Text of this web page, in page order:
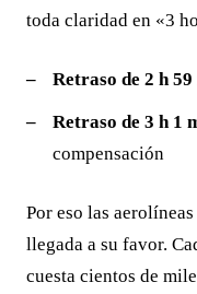
toda claridad en «3
Retraso de 2 h
Retraso de 3 h 1
compensación
Por eso las
llegada a su favor.
cuesta cientos de